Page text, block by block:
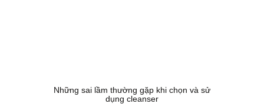
Những sai lầm thường gặp khi chọn và sử
dụng cleanser